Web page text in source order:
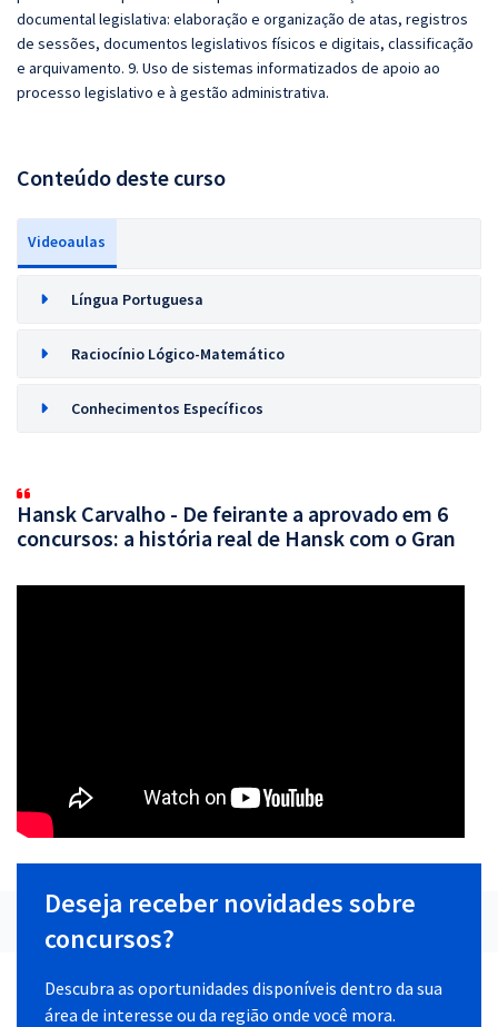
documental legislativa: elaboração e organização de atas, registros
de sessões, documentos legislativos físicos e digitais, classificação
e arquivamento. 9. Uso de sistemas informatizados de apoio ao
processo legislativo e à gestão administrativa.
Conteúdo deste curso
Videoaulas
Língua Portuguesa
Raciocínio Lógico-Matemático
Conhecimentos Específicos
Hansk Carvalho - De feirante a aprovado em 6
concursos: a história real de Hansk com o Gran
Deseja receber novidades sobre
concursos?
Descubra as oportunidades disponíveis dentro da sua
área de interesse ou da região onde você mora.